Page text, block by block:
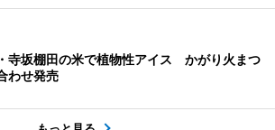
寺坂棚田の米で植物性アイス かがり火まつ
わせ発売